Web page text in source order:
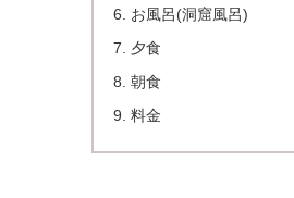
お風呂(洞窟風呂)
夕食
朝食
料金